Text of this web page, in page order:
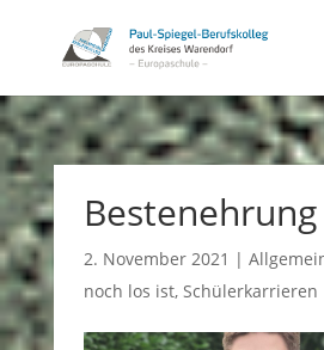
Bestenehrung
2. November 2021 |
noch los ist, Schülerkarrieren